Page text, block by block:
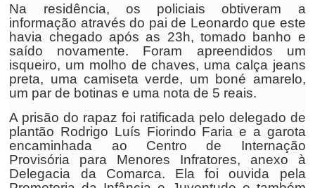
Na residência, os policiais obtiveram a
informação através do pai de Leonardo que este
havia chegado após as 23h, tomado banho e
saído novamente. Foram apreendidos um
isqueiro, um molho de chaves, uma calça jeans
preta, uma camiseta verde, um boné amarelo,
um par de botinas e uma nota de 5 reais.
A prisão do rapaz foi ratificada pelo delegado de
plantão Rodrigo Luís Fiorindo Faria e a garota
encaminhada ao Centro de Internação
Provisória para Menores Infratores, anexo à
Delegacia da Comarca. Ela foi ouvida pela